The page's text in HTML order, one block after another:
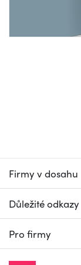
Firmy v dosahu
Důležité odkazy
Pro firmy